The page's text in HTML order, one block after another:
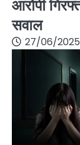
आरोपी
सवाल
27/06/2025